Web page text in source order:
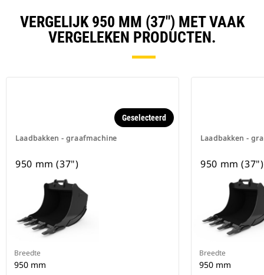
VERGELIJK 950 MM (37") MET VAAK
VERGELEKEN PRODUCTEN.
Laadbakken - graafmachine
Geselecteerd
950 mm (37")
Breedte
950 mm
Laadbakken -
950 mm (37")
Breedte
950 mm